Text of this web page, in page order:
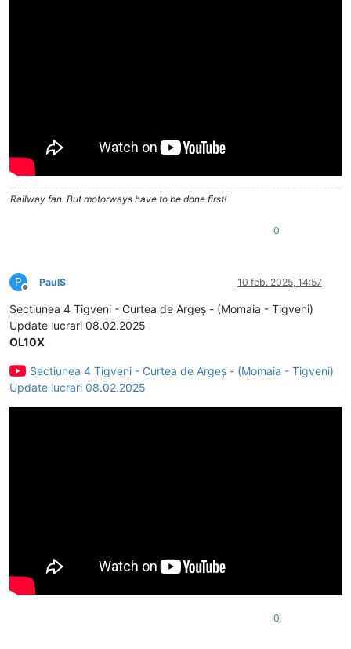
Railway fan. But motorways have to be done first!
0
P
Deconectat
PaulS 10 feb. 2025, 14:57
Sectiunea 4 Tigveni - Curtea de Argeș - (Momaia - Tigveni)
Update lucrari 08.02.2025
OL10X
Sectiunea 4 Tigveni - Curtea de Argeș - (Momaia - Tigveni)
Update lucrari 08.02.2025
0